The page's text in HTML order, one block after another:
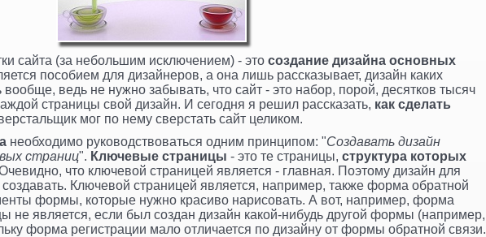
сайта (за небольшим исключением) - это создание дизайна основных
пособием для дизайнеров, а она лишь рассказывает, дизайн каких
ведь не нужно забывать, что сайт - это набор, порой, десятков тысяч
страницы свой дизайн. И сегодня я решил рассказать, как сделать
мог по нему сверстать сайт целиком.
необходимо руководствоваться одним принципом: "Создавать дизайн
страниц". Ключевые страницы - это те страницы, структура которых
что ключевой страницей является - главная. Поэтому дизайн для
Ключевой страницей является, например, также форма обратной
формы, которые нужно красиво нарисовать. А вот, например, форма
не является, если был создан дизайн какой-нибудь другой формы (например,
форма регистрации мало отличается по дизайну от формы обратной связи.